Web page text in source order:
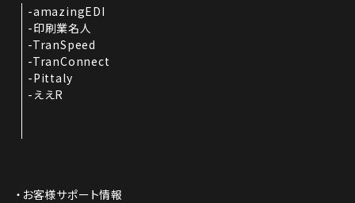
amazingEDI
印刷業名人
TranSpeed
TranConnect
Pittaly
ええR
お客様サポート情報